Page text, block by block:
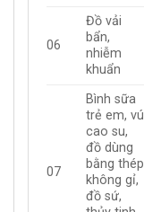
06
Đồ vải
bẩn,
nhiễm
khuẩn
07
Bình sữa
trẻ em, vú
cao su,
đồ dùng
bằng thép
không gỉ,
đồ sứ,